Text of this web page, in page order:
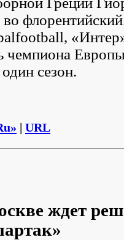
чемпиона
сезон.
| URL
ждет